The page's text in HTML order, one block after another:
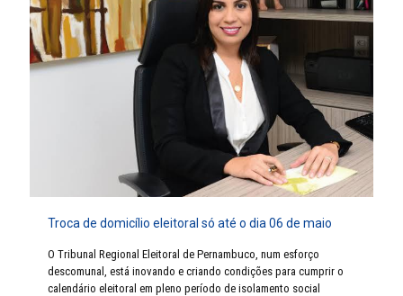
Troca de domicílio eleitoral só até o dia 06 de maio
O Tribunal Regional Eleitoral de Pernambuco, num esforço
descomunal, está inovando e criando condições para cumprir o
calendário eleitoral em pleno período de isolamento social